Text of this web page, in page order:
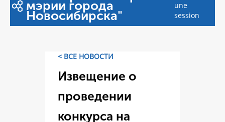
мэрии города
Новосибирска"
une
session
< ВСЕ НОВОСТИ
Извещение о
проведении
конкурса на